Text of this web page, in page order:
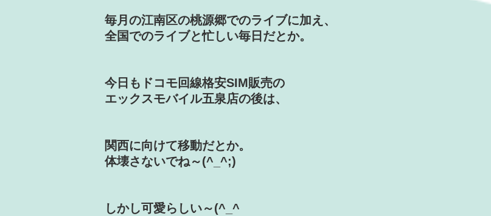
毎月の江南区の桃源郷でのライブに加え、
全国でのライブと忙しい毎日だとか。
今日もドコモ回線格安SIM販売の
エックスモバイル五泉店の後は、
関西に向けて移動だとか。
体壊さないでね～(^_^;)
しかし可愛らしい～(^_^